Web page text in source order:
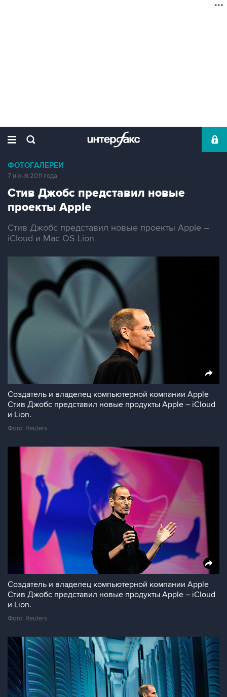
ФОТОГАЛЕРЕИ
7 июня 2011 года
Стив Джобс представил новые
проекты Apple
Стив Джобс представил новые проекты Apple –
iCloud и Mac OS Lion
Создатель и владелец компьютерной компании Apple
Стив Джобс представил новые продукты Apple – iCloud
и Lion.
Фото: Reuters
Создатель и владелец компьютерной компании Apple
Стив Джобс представил новые продукты Apple – iCloud
и Lion.
Фото: Reuters